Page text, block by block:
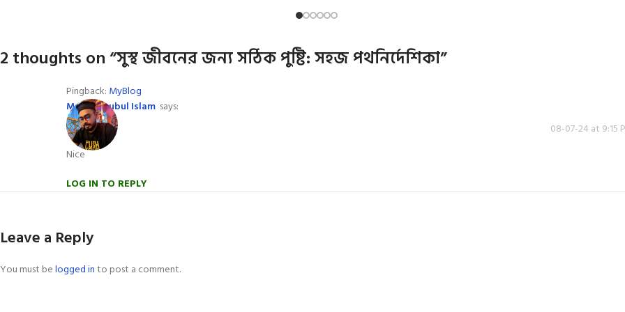
2 thoughts on “সুস্থ জীবনের জন্য সঠিক পুষ্টি: সহজ পথনির্দেশিকা”
Pingback: MyBlog
Md Mahbubul Islam says:
08-07-24 at 9:15
Nice
LOG IN TO REPLY
Leave a Reply
You must belogged into post a comment.